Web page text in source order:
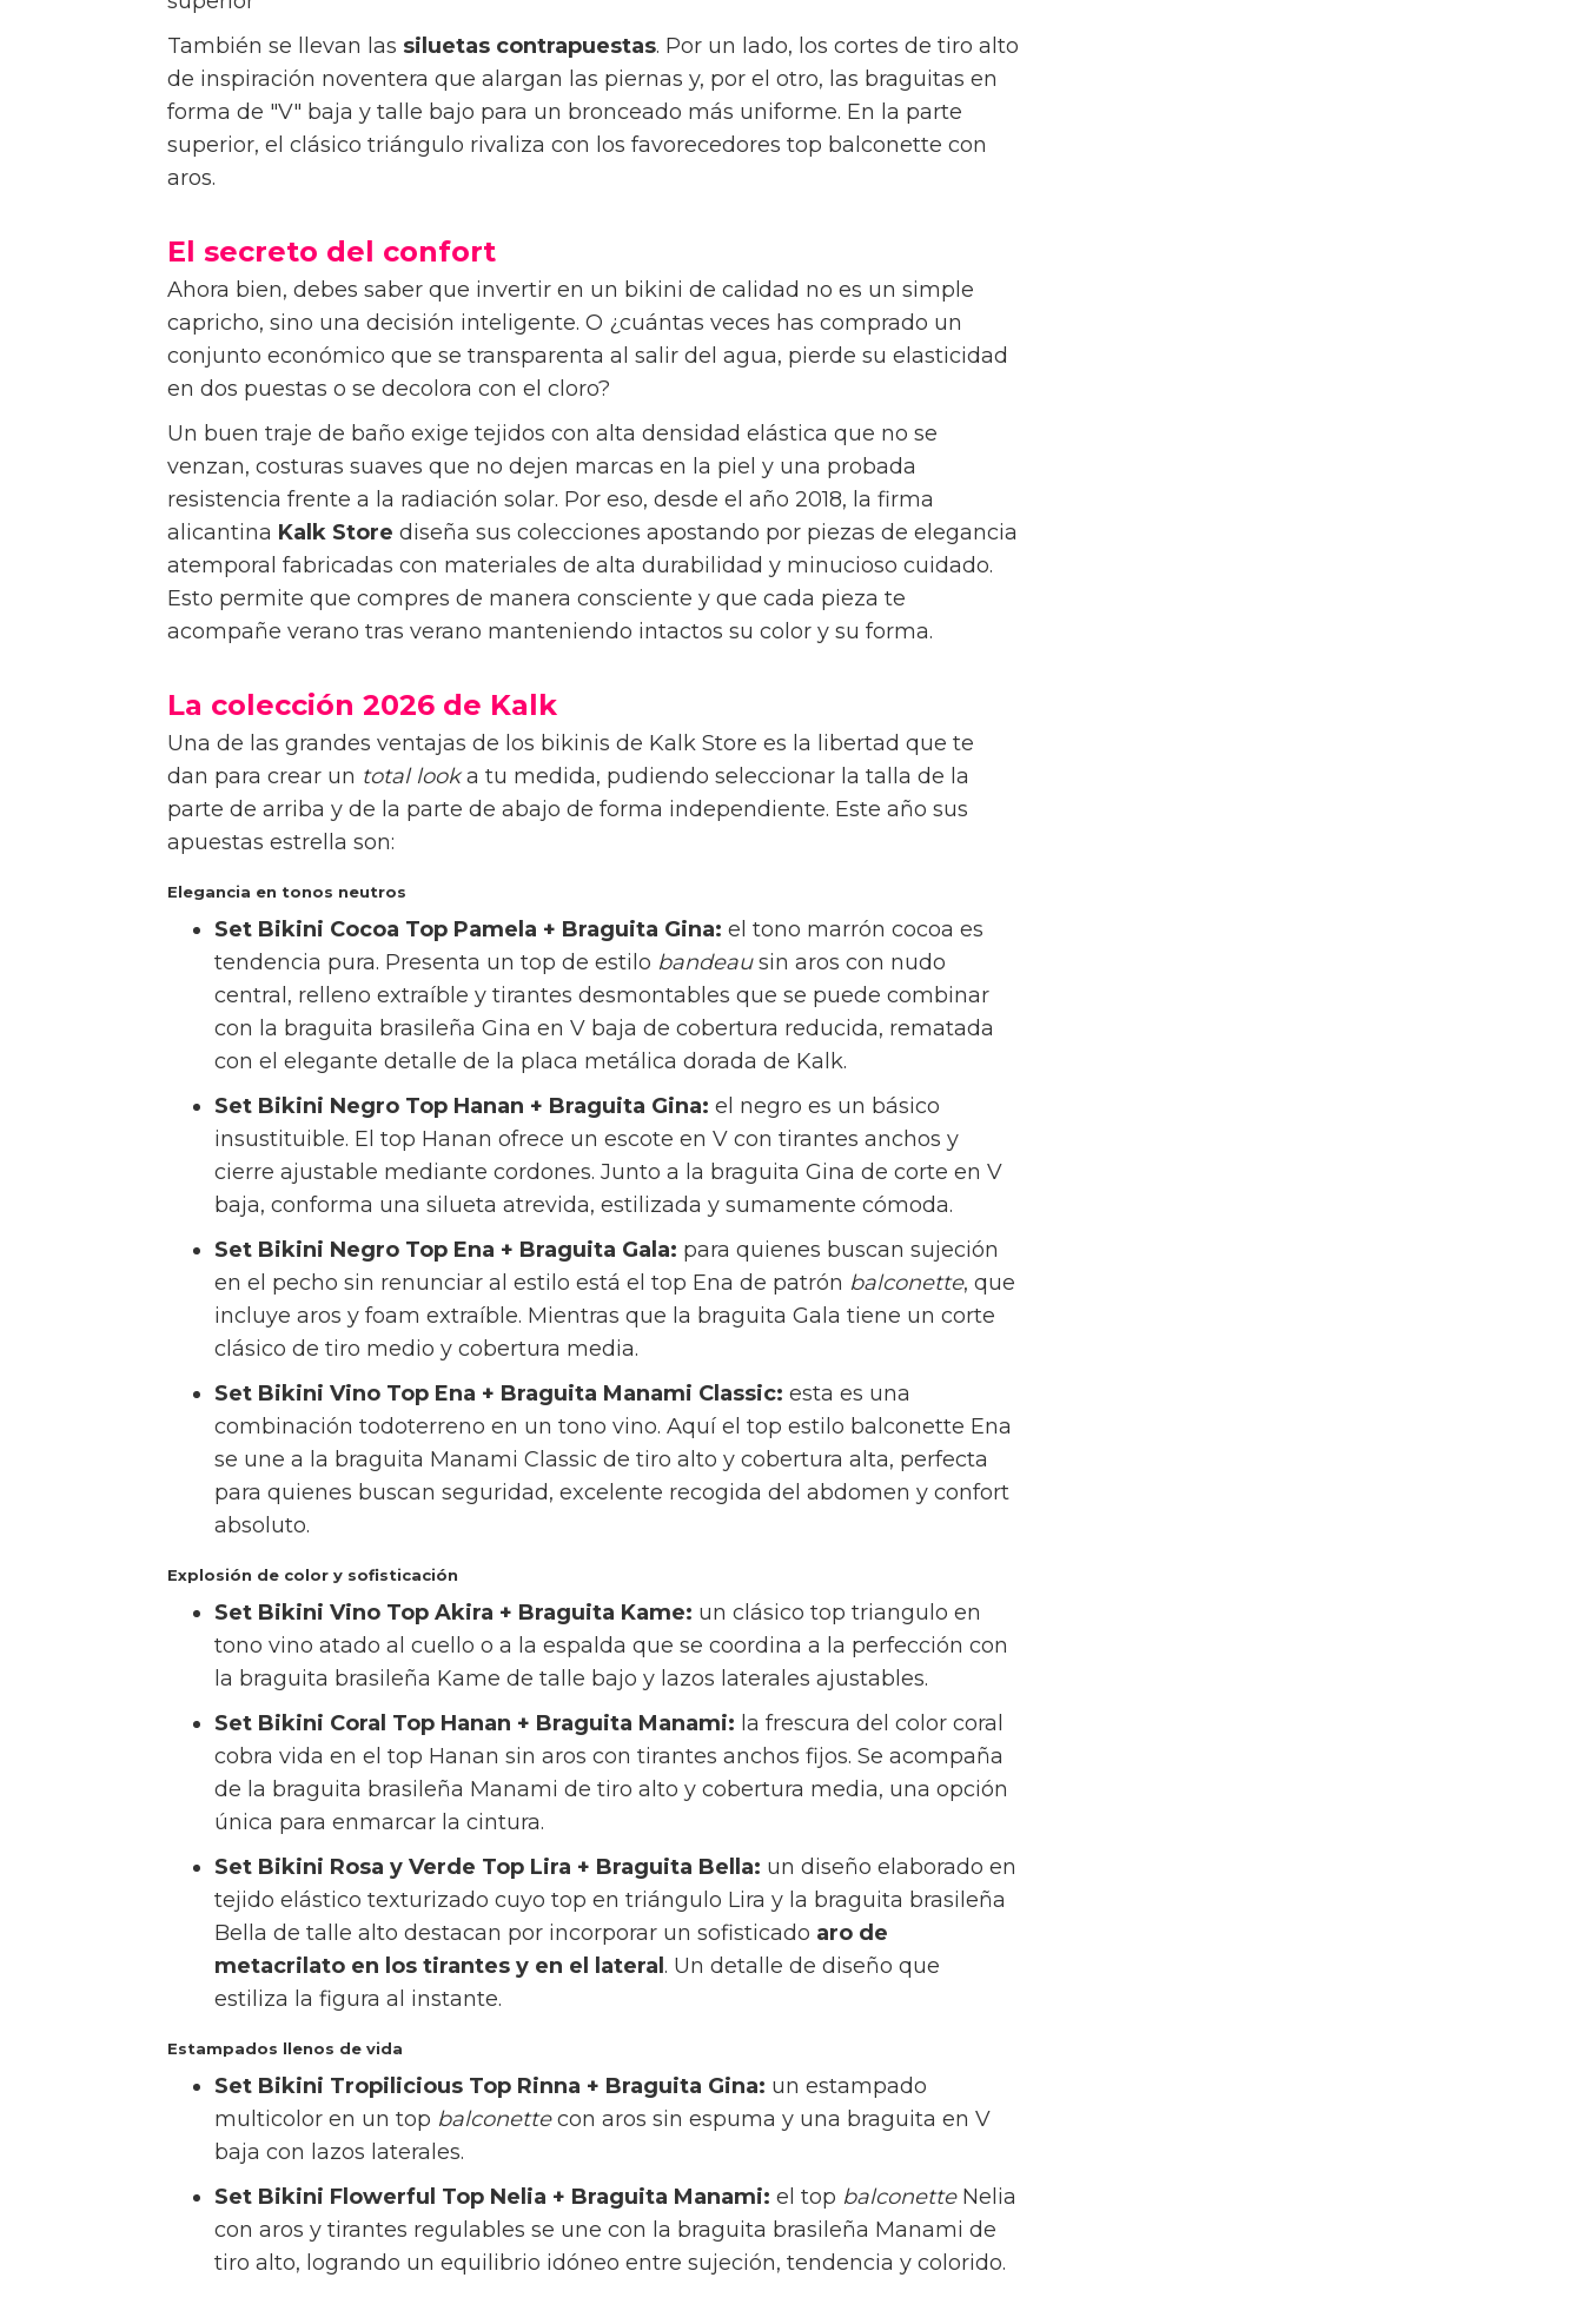
metacrilato y las pequeñas placas metálicas, elevan las piezas a una categoría
superior
También se llevan lassiluetas contrapuestas. Por un lado, los cortes de tiro alto
de inspiración noventera que alargan las piernas y, por el otro, las braguitas en
forma de "V" baja y talle bajo para un bronceado más uniforme. En la parte
superior, el clásico triángulo rivaliza con los favorecedores top balconette con
El secreto del confort
Ahora bien, debes saber que invertir en un bikini de calidad no es un simple
capricho, sino una decisión inteligente. O ¿cuántas veces has comprado un
conjunto económico que se transparenta al salir del agua, pierde su elasticidad
en dos puestas o se decolora con el cloro?
Un buen traje de baño exige tejidos con alta densidad elástica que no se
venzan, costuras suaves que no dejen marcas en la piel y una probada
resistencia frente a la radiación solar. Por eso, desde el año 2018, la firma
alicantina Kalk Store diseña sus colecciones apostando por piezas de elegancia
atemporal fabricadas con materiales de alta durabilidad y minucioso cuidado.
Esto permite que compres de manera consciente y que cada pieza te
La colección 2026 de Kalk
Una de las grandes ventajas de los bikinis de Kalk Store es la libertad que te
dan para crear untotal looka tu medida, pudiendo seleccionar la talla de la
parte de arriba y de la parte de abajo de forma independiente. Este año sus
apuestas estrella son:
Elegancia en tonos neutros
Set Bikini Cocoa Top Pamela + Braguita Gina:el tono marrón cocoa es
tendencia pura. Presenta un top de estilo bandeausin aros con nudo
central, relleno extraíble y tirantes desmontables que se puede combinar
con la braguita brasileña Gina en V baja de cobertura reducida, rematada
con el elegante detalle de la placa metálica dorada de Kalk.
Set Bikini Negro Top Hanan + Braguita Gina: el negro es un básico
insustituible. El top Hanan ofrece un escote en V con tirantes anchos y
cierre ajustable mediante cordones. Junto a la braguita Gina de corte en V
baja, conforma una silueta atrevida, estilizada y sumamente cómoda.
Set Bikini Negro Top Ena + Braguita Gala:para quienes buscan sujeción
en el pecho sin renunciar al estilo está el top Ena de patrón balconette, que
incluye aros y foam extraíble. Mientras que la braguita Gala tiene un corte
clásico de tiro medio y cobertura media.
Set Bikini Vino Top Ena + Braguita Manami Classic: esta es una
combinación todoterreno en un tono vino. Aquí el top estilo balconette Ena
se une a la braguita Manami Classic de tiro alto y cobertura alta, perfecta
para quienes buscan seguridad, excelente recogida del abdomen y confort
absoluto.
Explosión de color y sofisticación
Set Bikini Vino Top Akira + Braguita Kame:un clásico top triangulo en
tono vino atado al cuello o a la espalda que se coordina a la perfección con
la braguita brasileña Kame de talle bajo y lazos laterales ajustables.
Set Bikini Coral Top Hanan + Braguita Manami:la frescura del color coral
cobra vida en el top Hanan sin aros con tirantes anchos fijos. Se acompaña
de la braguita brasileña Manami de tiro alto y cobertura media, una opción
única para enmarcar la cintura.
Set Bikini Rosa y Verde Top Lira + Braguita Bella:un diseño elaborado en
tejido elástico texturizado cuyo top en triángulo Lira y la braguita brasileña
Bella de talle alto destacan por incorporar un sofisticado aro de
metacrilato en los tirantes y en el lateral
estiliza la figura al instante.
Estampados llenos de vida
Set Bikini Tropilicious Top Rinna + Braguita Gina:un estampado
multicolor en un topbalconette
baja con lazos laterales.
Set Bikini Flowerful Top Nelia + Braguita Manami: el topbalconetteNelia
con aros y tirantes regulables se une con la braguita brasileña Manami de